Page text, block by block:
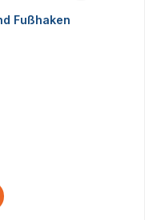
Fußhaken